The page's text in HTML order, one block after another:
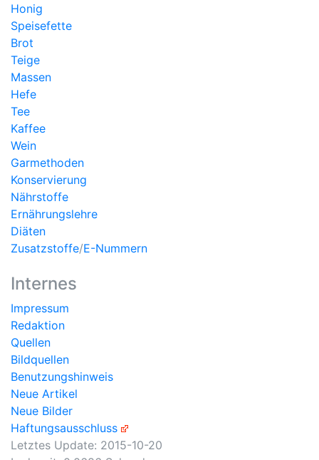
Honig
Speisefette
Brot
Teige
Massen
Hefe
Tee
Kaffee
Wein
Garmethoden
Konservierung
Nährstoffe
Ernährungslehre
Diäten
Zusatzstoffe/E-Nummern
Internes
Impressum
Redaktion
Quellen
Bildquellen
Benutzungshinweis
Neue Artikel
Neue Bilder
Haftungsausschluss
Letztes Update: 2015-10-20